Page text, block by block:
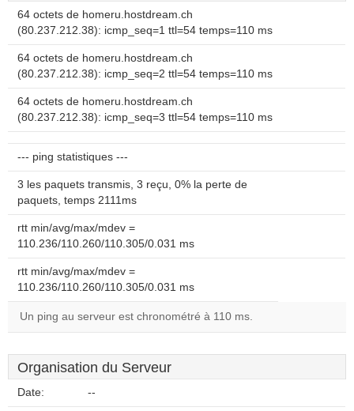
64 octets de homeru.hostdream.ch
(80.237.212.38): icmp_seq=1 ttl=54 temps=110 ms
64 octets de homeru.hostdream.ch
(80.237.212.38): icmp_seq=2 ttl=54 temps=110 ms
64 octets de homeru.hostdream.ch
(80.237.212.38): icmp_seq=3 ttl=54 temps=110 ms
--- ping statistiques ---
3 les paquets transmis, 3 reçu, 0% la perte de
paquets, temps 2111ms
rtt min/avg/max/mdev =
110.236/110.260/110.305/0.031 ms
rtt min/avg/max/mdev =
110.236/110.260/110.305/0.031 ms
Un ping au serveur est chronométré à 110 ms.
Organisation du Serveur
Date: --